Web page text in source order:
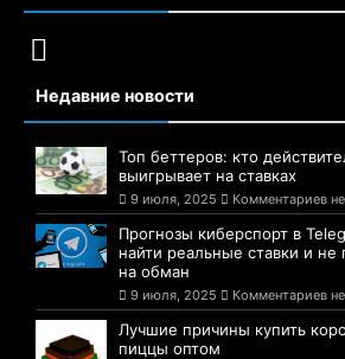
Недавние новости
Топ беттеров: кто
выигрывает на ставках
9 июля, 2025 Комментариев
Прогнозы киберспорт в
найти реальные ставки и не
на обман
9 июля, 2025 Комментариев
Лучшие причины купить
пиццы оптом